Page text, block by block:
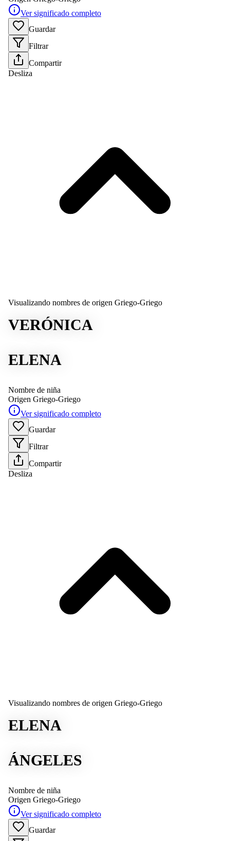
Ver significado completo
Guardar
Filtrar
Compartir
Desliza
Visualizando nombres de origen Griego-Griego
VERÓNICA
ELENA
Nombre de niña
Origen Griego-Griego
Ver significado completo
Guardar
Filtrar
Compartir
Desliza
Visualizando nombres de origen Griego-Griego
ELENA
ÁNGELES
Nombre de niña
Origen Griego-Griego
Ver significado completo
Guardar